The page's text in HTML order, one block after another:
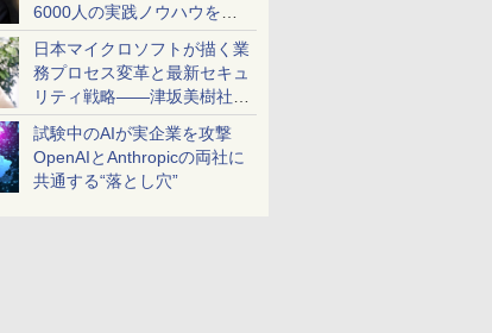
6000人の実践ノウハウを生
かした「AI商談記録 for
RICOH」を展開へ
日本マイクロソフトが描く業
務プロセス変革と最新セキュ
リティ戦略――津坂美樹社長
が2027年度戦略を説明
試験中のAIが実企業を攻撃
OpenAIとAnthropicの両社に
共通する“落とし穴”